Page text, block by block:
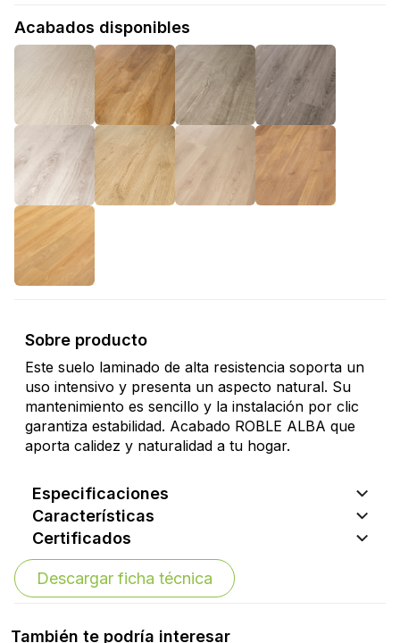
Acabados disponibles
Sobre producto
Este suelo laminado de alta resistencia soporta un
uso intensivo y presenta un aspecto natural. Su
mantenimiento es sencillo y la instalación por clic
garantiza estabilidad. Acabado ROBLE ALBA que
aporta calidez y naturalidad a tu hogar.
Especificaciones
Características
Certificados
Descargar ficha técnica
También te podría interesar